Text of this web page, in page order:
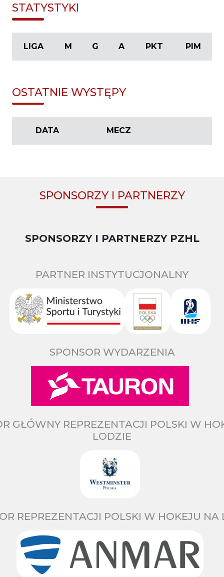
STATYSTYKI
LIGA M G A PKT PIM
OSTATNIE WYSTĘPY
DATA MECZ
SPONSORZY I PARTNERZY
SPONSORZY I PARTNERZY PZHL
PARTNER INSTYTUCJONALNY
SPONSOR WYDARZENIA
GŁÓWNY REPREZENTACJI POLSKI W
LODZIE
REPREZENTACJI POLSKI W HOKEJU NA